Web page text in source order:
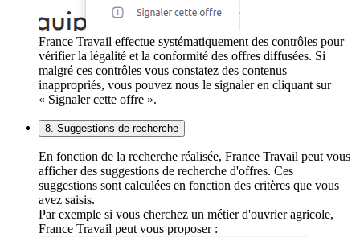
France Travail effectue systématiquement des contrôles pour
vérifier la légalité et la conformité des offres diffusées. Si
malgré ces contrôles vous constatez des contenus
inappropriés, vous pouvez nous le signaler en cliquant sur
« Signaler cette offre ».
8. Suggestions de recherche
En fonction de la recherche réalisée, France Travail peut vous
afficher des suggestions de recherche d'offres. Ces
suggestions sont calculées en fonction des critères que vous
avez saisis.
Par exemple si vous cherchez un métier d'ouvrier agricole,
France Travail peut vous proposer :